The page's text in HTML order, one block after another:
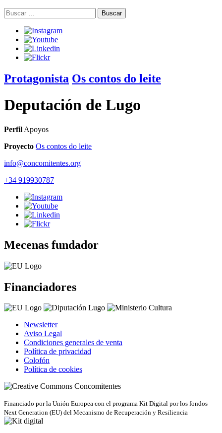
Buscar:
Protagonista Os contos do leite
Deputación de Lugo
Perfil Apoyos
Proyecto Os contos do leite
info@concomitentes.org
+34 919930787
Mecenas fundador
Financiadores
Newsletter
Aviso Legal
Condiciones generales de venta
Política de privacidad
Colofón
Política de cookies
Concomitentes
Financiado por la Unión Europea con el programa Kit Digital por los fondos
Next Generation (EU) del Mecanismo de Recuperación y Resiliencia